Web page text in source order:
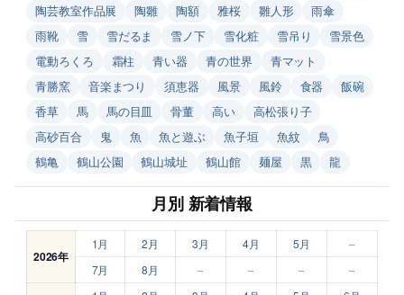
陶芸教室作品展
陶雛 陶額 雅桜 雛人形
雨傘
雨靴
雪 雪だるま 雪ノ下 雪化粧 雪吊り
雪景色
電動ろくろ
霜柱 青い器 青の世界
青マット
青勝窯
音楽まつり 須恵器 風景 風鈴 食器
飯碗
香草
馬 馬の目皿 骨董 高い
高松張り子
高砂百合
鬼 魚 魚と遊ぶ 魚子垣 魚紋
鳥
鶴亀
鶴山公園 鶴山城址 鶴山館 麺屋 黒 龍
月別 新着情報
2026年
1月 2月 3月 4月 5月
–
7月
8月 – – – –